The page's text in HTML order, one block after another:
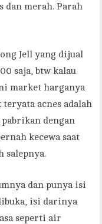
dan merah. Parah
Jell yang dijual
saja, btw kalau
market harganya
acnes adalah
dengan
kecewa saat
salepnya.
dan punya isi
isi darinya
seperti air